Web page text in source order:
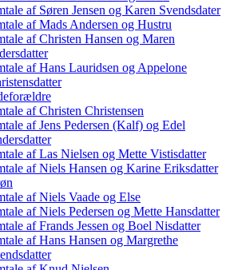
af Søren Jensen og Karen Svendsdater
af Mads Andersen og Hustru
af Christen Hansen og Maren
af Hans Lauridsen og Appelone
af Christen Christensen
af Jens Pedersen (Kalf) og Edel
af Las Nielsen og Mette Vistisdatter
af Niels Hansen og Karine Eriksdatter
af Niels Vaade og Else
af Niels Pedersen og Mette Hansdatter
af Frands Jessen og Boel Nisdatter
af Hans Hansen og Margrethe